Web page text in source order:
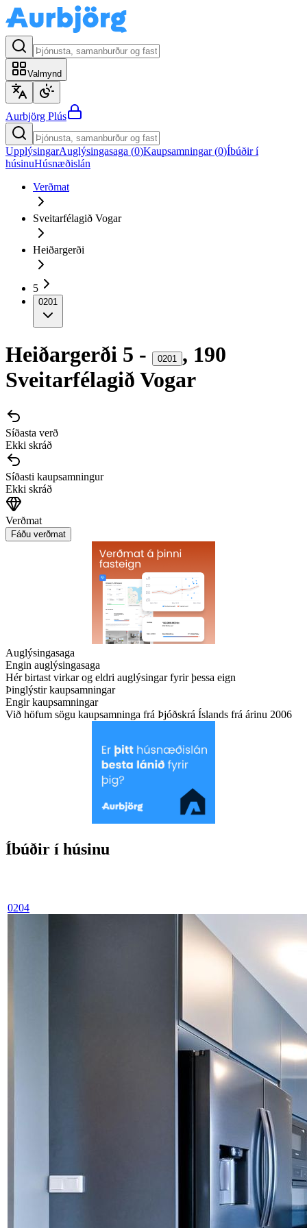
Valmynd
Aurbjörg Plús
UpplýsingarAuglýsingasaga (0)Kaupsamningar (0)Íbúðir í
húsinuHúsnæðislán
Verðmat
Sveitarfélagið Vogar
Heiðargerði
5
0201
Heiðargerði 5 - 0201 , 190
Sveitarfélagið Vogar
Síðasta verð
Ekki skráð
Síðasti kaupsamningur
Ekki skráð
Verðmat
Fáðu verðmat
Auglýsingasaga
Engin auglýsingasaga
Hér birtast virkar og eldri auglýsingar fyrir þessa eign
Þinglýstir kaupsamningar
Engir kaupsamningar
Við höfum sögu kaupsamninga frá Þjóðskrá Íslands frá árinu 2006
Íbúðir í húsinu
0204